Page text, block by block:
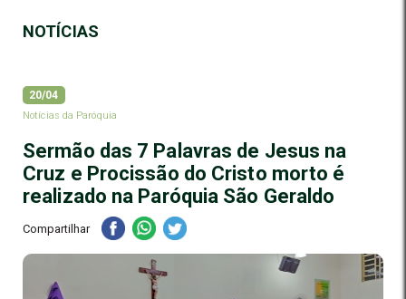
NOTÍCIAS
20/04
Notícias da Paróquia
Sermão das 7 Palavras de Jesus na
Cruz e Procissão do Cristo morto é
realizado na Paróquia São Geraldo
Compartilhar